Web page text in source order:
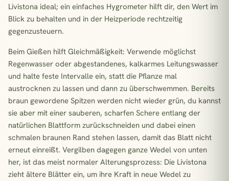
Livistona ideal; ein einfaches Hygrometer hilft dir, den Wert im
Blick zu behalten und in der Heizperiode rechtzeitig
gegenzusteuern.
Beim Gießen hilft Gleichmäßigkeit: Verwende möglichst
Regenwasser oder abgestandenes, kalkarmes Leitungswasser
und halte feste Intervalle ein, statt die Pflanze mal
austrocknen zu lassen und dann zu überschwemmen. Bereits
braun gewordene Spitzen werden nicht wieder grün, du kannst
sie aber mit einer sauberen, scharfen Schere entlang der
natürlichen Blattform zurückschneiden und dabei einen
schmalen braunen Rand stehen lassen, damit das Blatt nicht
erneut einreißt. Vergilben dagegen ganze Wedel von unten
her, ist das meist normaler Alterungsprozess: Die Livistona
zieht ältere Blätter ein, um ihre Kraft in neue Wedel zu